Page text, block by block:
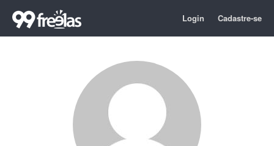
Login Cadastre-se